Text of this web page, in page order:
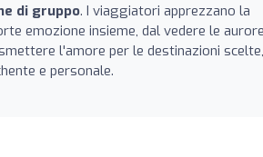
di gruppo. I viaggiatori apprezzano la
emozione insieme, dal vedere le aurore
l'amore per le destinazioni scelte,
e personale.